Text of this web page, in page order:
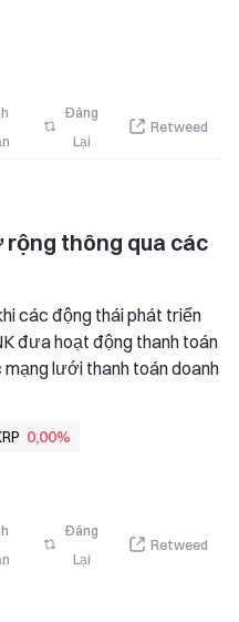
Đăng
Lại
Retweed
rộng thông qua các
các động thái phát triển
đưa hoạt động thanh toán
lưới thanh toán doanh
blockchain dành cho tổ
e reguli hóa.
0,00%
Đăng
Lại
Retweed